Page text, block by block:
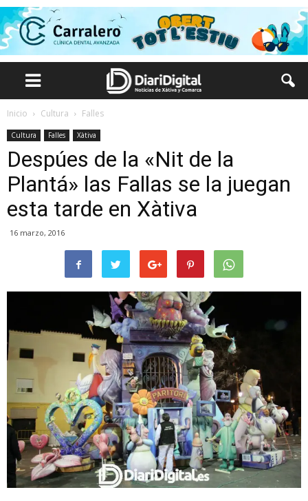
Inicio Cultura Falles
Cultura Falles Xàtiva
Despúes de la «Nit de la
Plantá» las Fallas se la juegan
esta tarde en Xàtiva
16 marzo, 2016